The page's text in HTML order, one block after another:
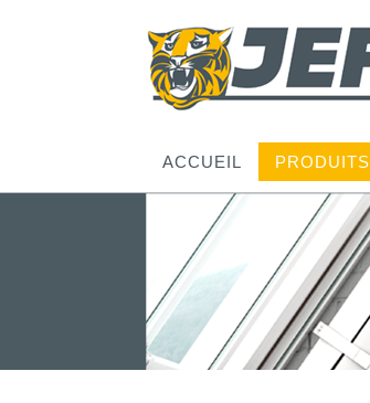
ACCUEIL PRODUITS